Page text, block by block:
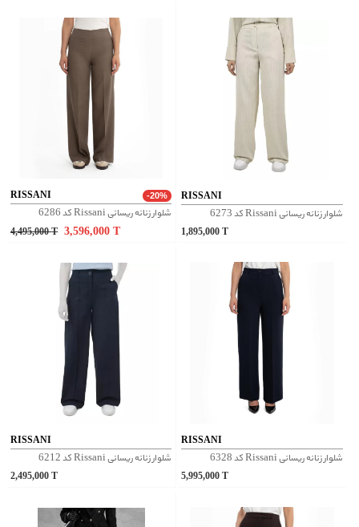
RISSANI -20%
شلوار زنانه ریسانی Rissani کد 6286
4,495,000 T 3,596,000
RISSANI
شلوار زنانه ریسانی Rissani کد 6273
1,895,000
RISSANI
شلوار زنانه ریسانی Rissani کد 6212
2,495,000
RISSANI
شلوار زنانه ریسانی Rissani کد 6328
5,995,000